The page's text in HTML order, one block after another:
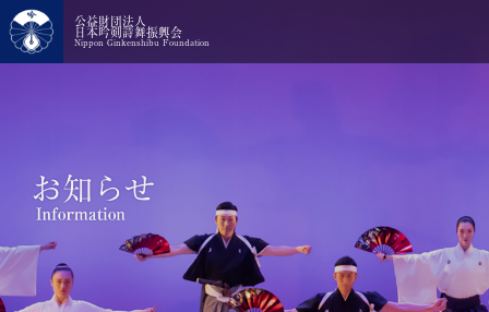
公益財団法人
日本吟剣詩舞振興会
Nippon Ginkenshibu Foundation